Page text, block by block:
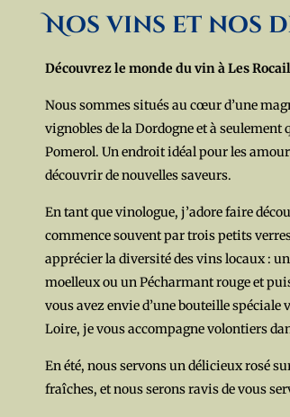
Nos vins et nos
Découvrez le monde du vin à Les
Nous sommes situés au cœur d’une
vignobles de la Dordogne et à
Pomerol. Un endroit idéal pour les
découvrir de nouvelles saveurs.
En tant que vinologue, j’adore faire
commence souvent par trois petits
apprécier la diversité des vins locaux :
moelleux ou un Pécharmant rouge et
vous avez envie d’une bouteille spéciale
Loire, je vous accompagne volontiers
En été, nous servons un délicieux rosé
fraîches, et nous serons ravis de vous